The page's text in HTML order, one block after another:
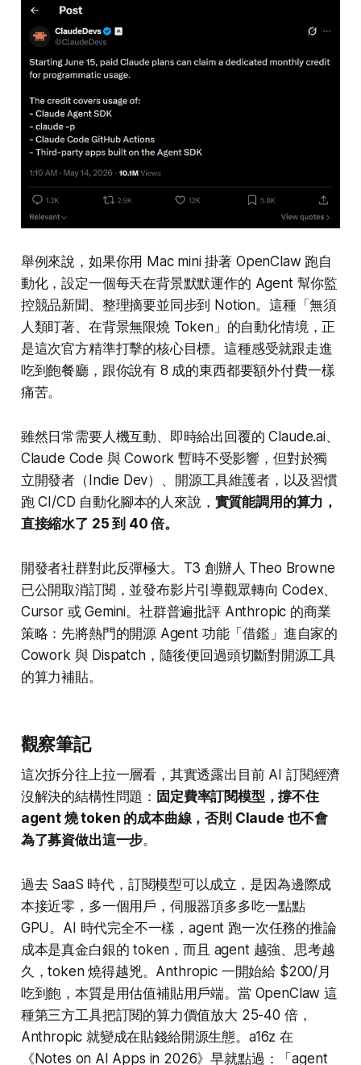
舉例來說，如果你用 Mac mini 掛著 OpenClaw 跑自
動化，設定一個每天在背景默默運作的 Agent 幫你監
控競品新聞、整理摘要並同步到 Notion。這種「無須
人類盯著、在背景無限燒 Token」的自動化情境，正
是這次官方精準打擊的核心目標。這種感受就跟走進
吃到飽餐廳，跟你說有 8 成的東西都要額外付費一樣
痛苦。
雖然日常需要人機互動、即時給出回覆的 Claude.ai、
Claude Code 與 Cowork 暫時不受影響，但對於獨
立開發者（Indie Dev）、開源工具維護者，以及習慣
跑 CI/CD 自動化腳本的人來說， 實質能調用的算力，
直接縮水了 25 到 40 倍。
開發者社群對此反彈極大。T3 創辦人 Theo Browne
已公開取消訂閱，並發布影片引導觀眾轉向 Codex、
Cursor 或 Gemini。社群普遍批評 Anthropic 的商業
策略：先將熱門的開源 Agent 功能「借鑑」進自家的
Cowork 與 Dispatch，隨後便回過頭切斷對開源工具
的算力補貼。
觀察筆記
這次拆分往上拉一層看，其實透露出目前 AI 訂閱經濟
沒解決的結構性問題： 固定費率訂閱模型，撐不住
agent 燒 token 的成本曲線，否則 Claude 也不會
為了募資做出這一步。
過去 SaaS 時代，訂閱模型可以成立，是因為邊際成
本接近零，多一個用戶，伺服器頂多多吃一點點
GPU。AI 時代完全不一樣，agent 跑一次任務的推論
成本是真金白銀的 token，而且 agent 越強、思考越
久，token 燒得越兇。Anthropic 一開始給 $200/月
吃到飽，本質是用估值補貼用戶端。當 OpenClaw 這
種第三方工具把訂閱的算力價值放大 25-40 倍，
Anthropic 就變成在貼錢給開源生態。a16z 在
《Notes on AI Apps in 2026》早就點過：「agent